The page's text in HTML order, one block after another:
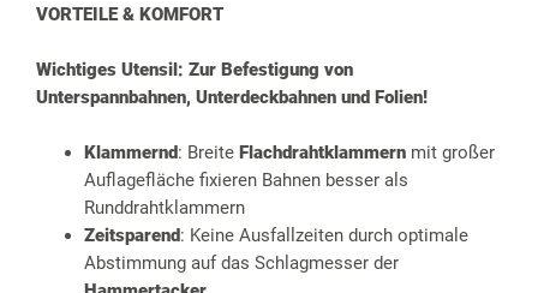
VORTEILE & KOMFORT
Wichtiges Utensil: Zur Befestigung von
Unterspannbahnen, Unterdeckbahnen und Folien!
Klammernd: Breite Flachdrahtklammern mit großer
Auflagefläche fixieren Bahnen besser als
Runddrahtklammern
Zeitsparend: Keine Ausfallzeiten durch optimale
Abstimmung auf das Schlagmesser der